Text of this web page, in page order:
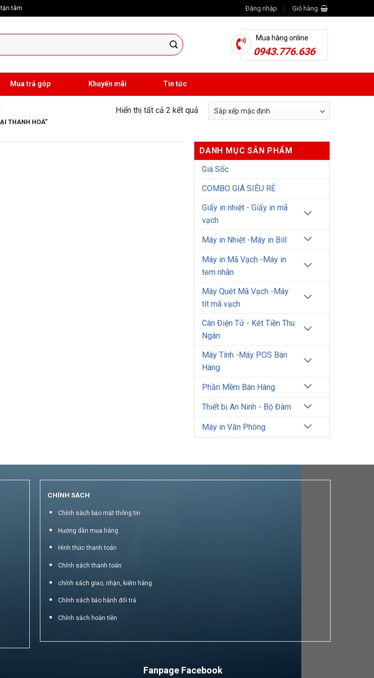
tâm Đăng nhập Giỏ hàng
Mua hàng online
0943.776.636
Mua trả góp Khuyến mãi Tin tức
THANH HOÁ”
Hiển thị tất cả 2 kết quả
DANH MỤC SẢN PHẨM
Giá Sốc
COMBO GIÁ SIÊU RẺ
Giấy in nhiệt - Giấy in mã
vạch
Máy in Nhiệt -Máy in Bill
Máy in Mã Vạch -Máy in
tem nhãn
Máy Quét Mã Vạch -Máy
tít mã vạch
Cân Điện Tử - Két Tiền Thu
Ngân
Máy Tính -Máy POS Bán
Hàng
Phần Mềm Bán Hàng
Thiết bị An Ninh - Bộ Đàm
Máy in Văn Phòng
CHÍNH SÁCH
Chính sách bảo mật thông tin
Hướng dẫn mua hàng
Hình thức thanh toán
Chính sách thanh toán
chính sách giao, nhận, kiểm hàng
Chính sách bảo hành đổi trả
Chính sách hoàn tiền
Fanpage Facebook